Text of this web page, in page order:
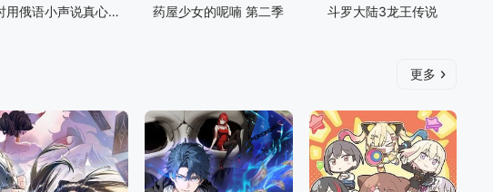
不时用俄语小声说真心话的邻桌艾莉同学 药屋少女的呢喃 第二季 斗罗大陆3龙王传说
更多